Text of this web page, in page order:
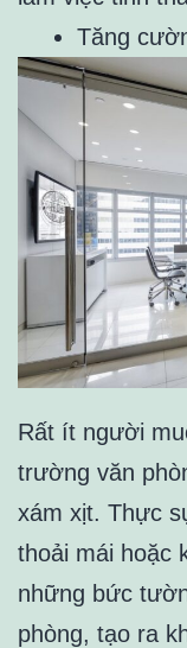
Tăng
Rất ít người
trường văn
xám xịt. Thực
thoải mái hoặc
những bức
phòng, tạo ra